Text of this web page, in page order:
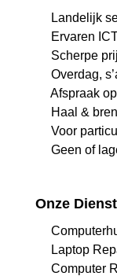
Landelijk
Ervaren
Scherpe
Overdag,
Afspraak
Haal &
Voor
Geen of
Onze
Laptop
Computer